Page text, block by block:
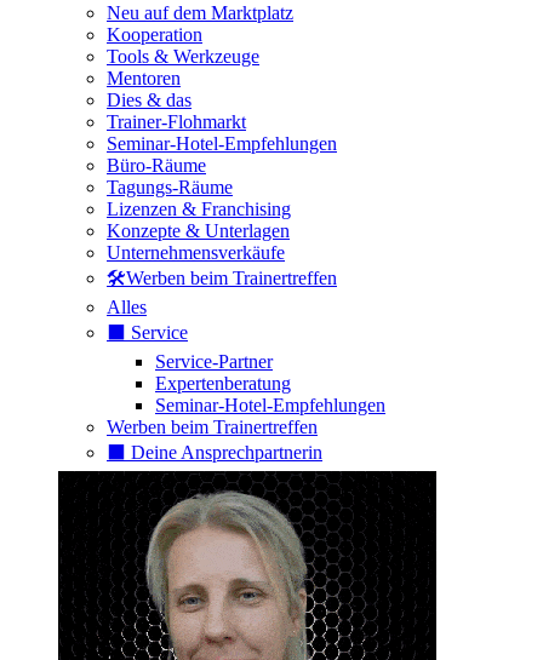
Neu auf dem Marktplatz
Kooperation
Tools & Werkzeuge
Mentoren
Dies & das
Trainer-Flohmarkt
Seminar-Hotel-Empfehlungen
Büro-Räume
Tagungs-Räume
Lizenzen & Franchising
Konzepte & Unterlagen
Unternehmensverkäufe
🛠️Werben beim Trainertreffen
Alles
⬛️ Service
Service-Partner
Expertenberatung
Seminar-Hotel-Empfehlungen
Werben beim Trainertreffen
⬛️ Deine Ansprechpartnerin